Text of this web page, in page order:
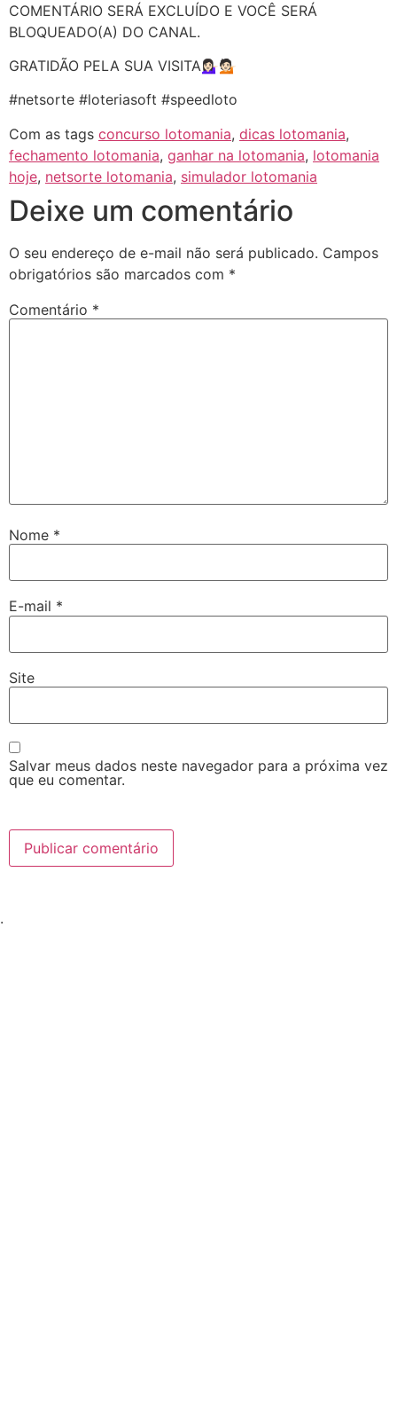
COMENTÁRIO SERÁ EXCLUÍDO E VOCÊ SERÁ
BLOQUEADO(A) DO CANAL.
GRATIDÃO PELA SUA VISITA💁🏻‍♀️💁🏻
#netsorte #loteriasoft #speedloto
Com as tags concurso lotomania, dicas lotomania,
fechamento lotomania, ganhar na lotomania, lotomania
hoje, netsorte lotomania, simulador lotomania
Deixe um comentário
O seu endereço de e-mail não será publicado. Campos
obrigatórios são marcados com *
Comentário *
Nome *
E-mail *
Site
Salvar meus dados neste navegador para a próxima vez
que eu comentar.
.